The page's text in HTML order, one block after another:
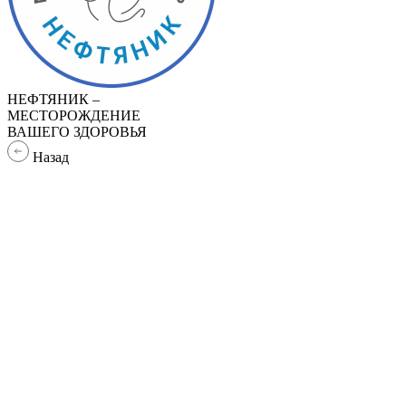
НЕФТЯНИК –
МЕСТОРОЖДЕНИЕ
ВАШЕГО ЗДОРОВЬЯ
Назад